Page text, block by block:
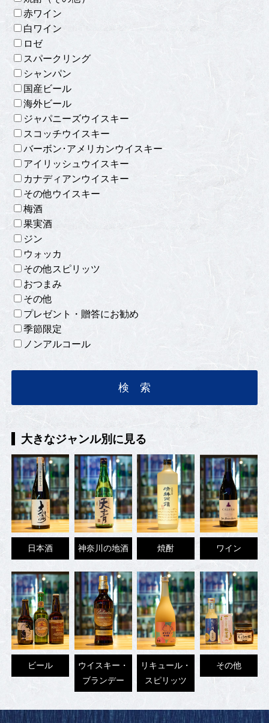
赤ワイン
白ワイン
ロゼ
スパークリング
シャンパン
国産ビール
海外ビール
ジャパニーズウイスキー
スコッチウイスキー
バーボン･アメリカンウイスキー
アイリッシュウイスキー
カナディアンウイスキー
その他ウイスキー
梅酒
果実酒
ジン
ウォッカ
その他スピリッツ
おつまみ
その他
プレゼント・贈答にお勧め
季節限定
ノンアルコール
大きなジャンル別に見る
日本酒 神奈川の地酒 焼酎 ワイン
ビール
ウイスキー・
ブランデー
リキュール・
スピリッツ
その他